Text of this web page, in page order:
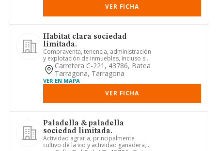
VER FICHA
Habitat clara sociedad
limitada.
Compraventa, tenencia, administración
y explotación de inmuebles, incluso su
arrendamiento (a excep...
Carretera C-221, 43786, Batea
Tarragona, Tarragona
VER EN MAPA
VER FICHA
Paladella & paladella
sociedad limitada.
Actividad agraria, principalmente
cultivo de la vid y actividad ganadera,